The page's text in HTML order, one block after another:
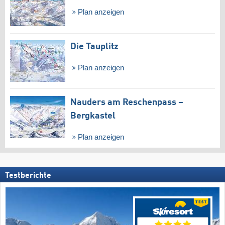
Plan anzeigen
Die Tauplitz
Plan anzeigen
Nauders am Reschenpass –
Bergkastel
Plan anzeigen
Testberichte